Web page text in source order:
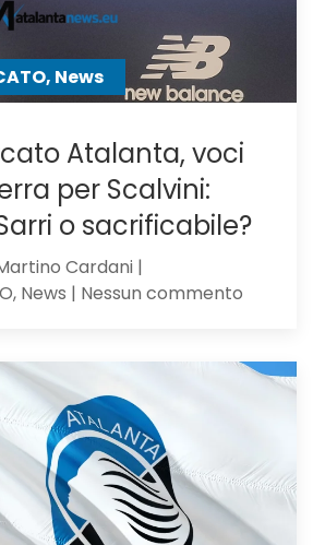
News
Atalanta, voci
per Scalvini:
o sacrificabile?
Cardani |
News | Nessun commento
voci
pilastro
Sarri